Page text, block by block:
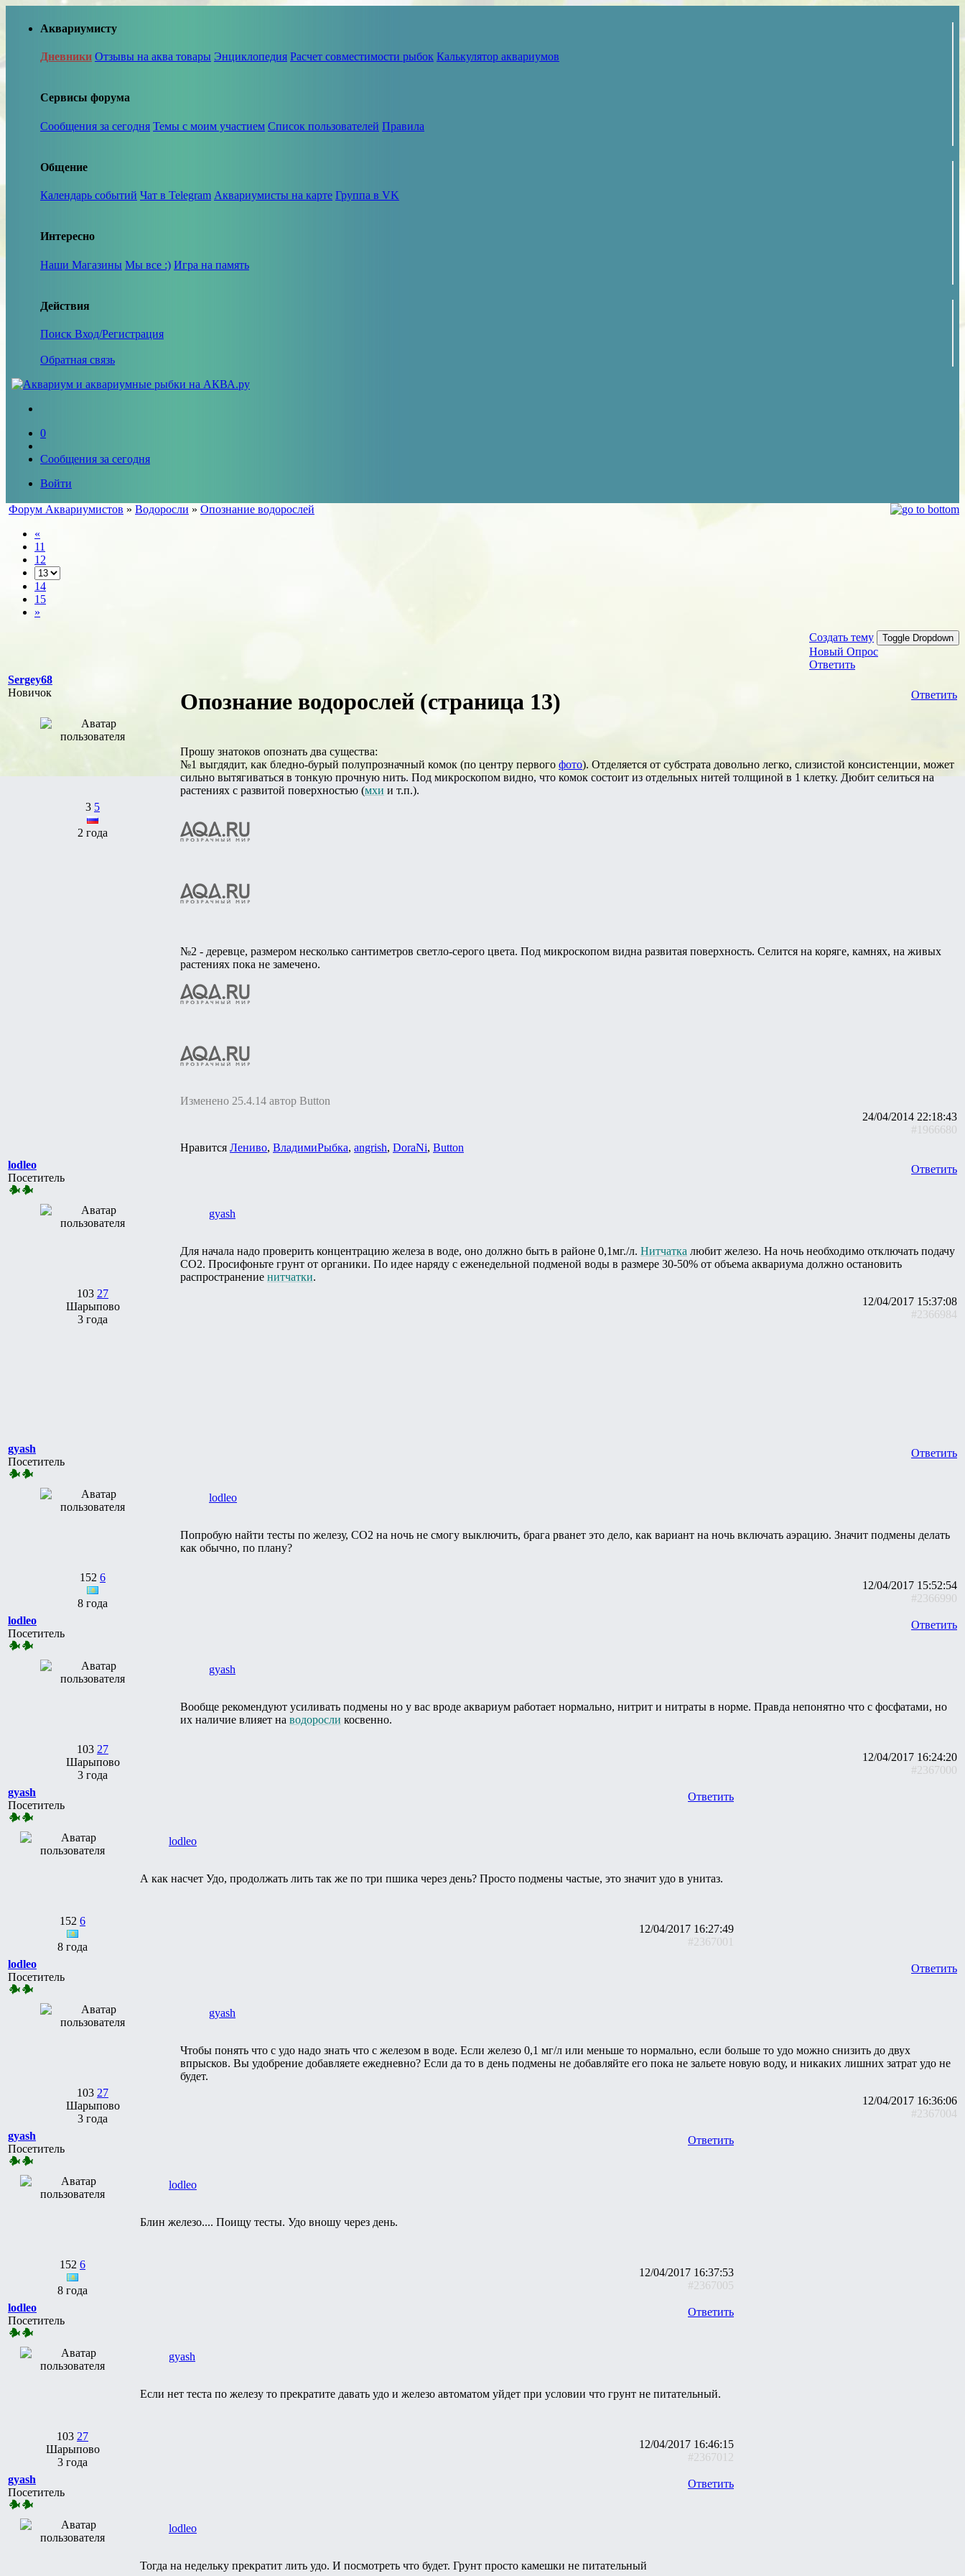
Аквариумисту
Дневники Отзывы на аква товары Энциклопедия Расчет совместимости рыбок Калькулятор аквариумов
Сервисы форума
Сообщения за сегодня Темы с моим участием Список пользователей Правила
Общение
Календарь событий Чат в Telegram Аквариумисты на карте Группа в VK
Интересно
Наши Магазины Мы все :) Игра на память
Действия
Поиск Вход/Регистрация
Обратная связь
0
Сообщения за сегодня
Войти
Форум Аквариумистов » Водоросли » Опознание водорослей
«
11
12
14
15
»
Создать тему Toggle Dropdown
Новый Опрос
Ответить
Sergey68
Новичок
3 5
2 года
Ответить
Опознание водорослей (страница 13)
Прошу знатоков опознать два существа:
№1 выгдядит, как бледно-бурый полупрозначный комок (по центру первого фото). Отделяется от субстрата довольно легко, слизистой консистенции, может
сильно вытягиваться в тонкую прочную нить. Под микроскопом видно, что комок состоит из отдельных нитей толщиной в 1 клетку. Дюбит селиться на
растениях с развитой поверхностью (мхи и т.п.).
№2 - деревце, размером несколько сантиметров светло-серого цвета. Под микроскопом видна развитая поверхность. Селится на коряге, камнях, на живых
растениях пока не замечено.
Изменено 25.4.14 автор Button
24/04/2014 22:18:43
#1966680
Нравится Лениво, ВладимиРыбка, angrish, DoraNi, Button
lodleo
Посетитель
103 27
Шарыпово
3 года
Ответить
gyash
Для начала надо проверить концентрацию железа в воде, оно должно быть в районе 0,1мг./л. Нитчатка любит железо. На ночь необходимо отключать подачу
СО2. Просифоньте грунт от органики. По идее наряду с еженедельной подменой воды в размере 30-50% от объема аквариума должно остановить
распространение нитчатки.
12/04/2017 15:37:08
#2366984
gyash
Посетитель
152 6
8 года
Ответить
lodleo
Попробую найти тесты по железу, СО2 на ночь не смогу выключить, брага рванет это дело, как вариант на ночь включать аэрацию. Значит подмены делать
как обычно, по плану?
12/04/2017 15:52:54
#2366990
lodleo
Посетитель
103 27
Шарыпово
3 года
Ответить
gyash
Вообще рекомендуют усиливать подмены но у вас вроде аквариум работает нормально, нитрит и нитраты в норме. Правда непонятно что с фосфатами, но
их наличие влияет на водоросли косвенно.
12/04/2017 16:24:20
#2367000
gyash
Посетитель
152 6
8 года
Ответить
lodleo
А как насчет Удо, продолжать лить так же по три пшика через день? Просто подмены частые, это значит удо в унитаз.
12/04/2017 16:27:49
#2367001
lodleo
Посетитель
103 27
Шарыпово
3 года
Ответить
gyash
Чтобы понять что с удо надо знать что с железом в воде. Если железо 0,1 мг/л или меньше то нормально, если больше то удо можно снизить до двух
впрысков. Вы удобрение добавляете ежедневно? Если да то в день подмены не добавляйте его пока не зальете новую воду, и никаких лишних затрат удо не
будет.
12/04/2017 16:36:06
#2367004
gyash
Посетитель
152 6
8 года
Ответить
lodleo
Блин железо.... Поищу тесты. Удо вношу через день.
12/04/2017 16:37:53
#2367005
lodleo
Посетитель
103 27
Шарыпово
3 года
Ответить
gyash
Если нет теста по железу то прекратите давать удо и железо автоматом уйдет при условии что грунт не питательный.
12/04/2017 16:46:15
#2367012
gyash
Посетитель
Ответить
lodleo
Тогда на недельку прекратит лить удо. И посмотреть что будет. Грунт просто камешки не питательный